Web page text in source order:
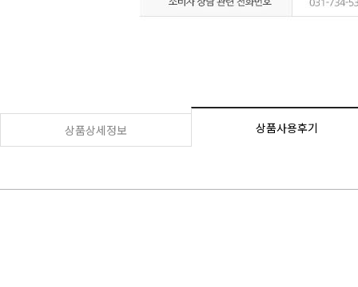
상품상세정보 상품사용후기